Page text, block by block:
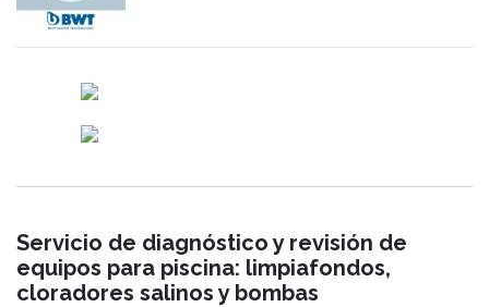
Servicio de diagnóstico y revisión de
equipos para piscina: limpiafondos,
cloradores salinos y bombas